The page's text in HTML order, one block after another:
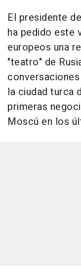
El presidente
ha pedido este
europeos una
"teatro" de
la ciudad turca
primeras
Moscú en los